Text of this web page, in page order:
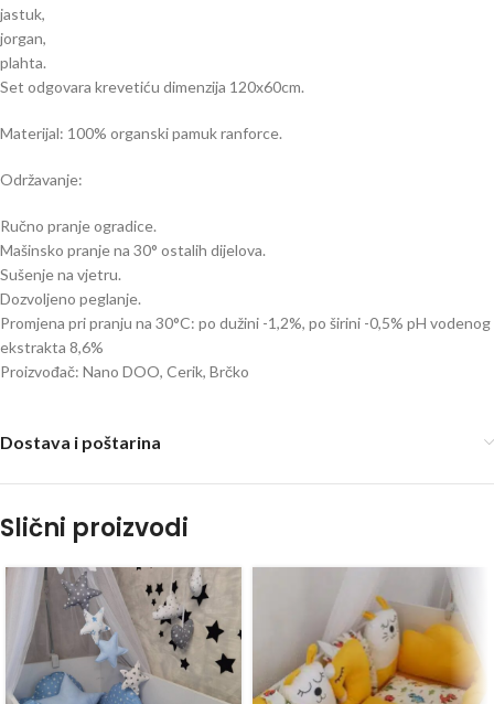
jastuk,
jorgan,
plahta.
Set odgovara krevetiću dimenzija 120x60cm.
Materijal: 100% organski pamuk ranforce.
Održavanje:
Ručno pranje ogradice.
Mašinsko pranje na 30° ostalih dijelova.
Sušenje na vjetru.
Dozvoljeno peglanje.
Promjena pri pranju na 30°C: po dužini -1,2%, po širini -0,5% pH vodenog
ekstrakta 8,6%
Proizvođač: Nano DOO, Cerik, Brčko
Dostava i poštarina
Slični proizvodi